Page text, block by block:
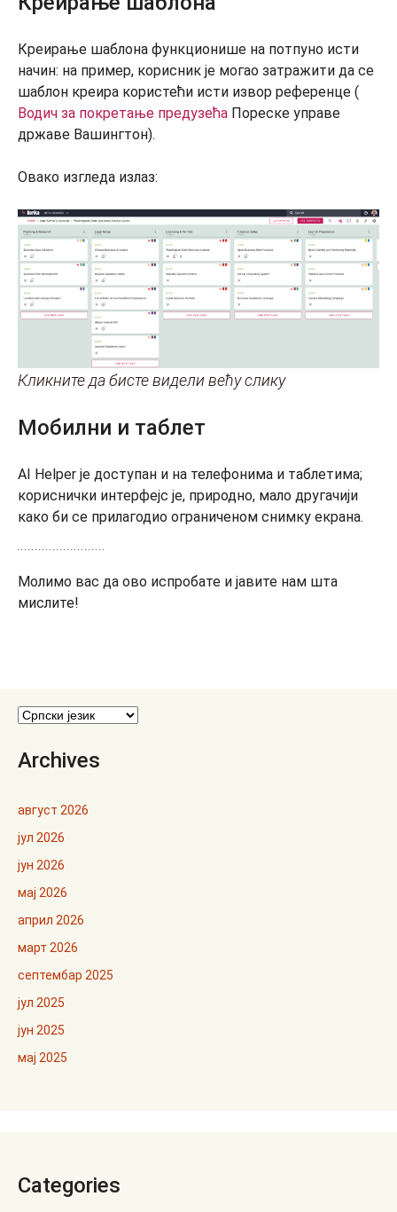
Креирање шаблона функционише на потпуно исти
начин: на пример, корисник је могао затражити да се
шаблон креира користећи исти извор референце (
Водич за покретање предузећа Пореске управе
државе Вашингтон).
Овако изгледа излаз:
Кликните да бисте видели већу слику
Мобилни и таблет
AI Helper је доступан и на телефонима и таблетима;
кориснички интерфејс је, природно, мало другачији
како би се прилагодио ограниченом снимку екрана.
Молимо вас да ово испробате и јавите нам шта
мислите!
Archives
август 2026
јул 2026
јун 2026
мај 2026
април 2026
март 2026
септембар 2025
јул 2025
јун 2025
мај 2025
Categories